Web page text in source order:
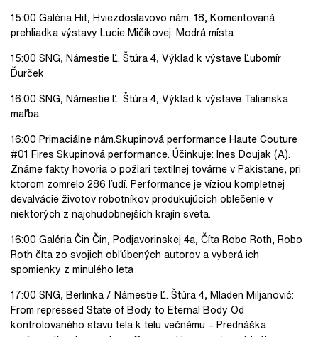
15:00 Galéria Hit, Hviezdoslavovo nám. 18, Komentovaná
prehliadka výstavy Lucie Mičíkovej: Modrá místa
15:00 SNG, Námestie Ľ. Štúra 4, Výklad k výstave Ľubomír
Ďurček
16:00 SNG, Námestie Ľ. Štúra 4, Výklad k výstave Talianska
maľba
16:00 Primaciálne nám.Skupinová performance Haute Couture
#01 Fires Skupinová performance. Účinkuje: Ines Doujak (A).
Známe fakty hovoria o požiari textilnej továrne v Pakistane, pri
ktorom zomrelo 286 ľudí. Performance je víziou kompletnej
devalvácie životov robotníkov produkujúcich oblečenie v
niektorých z najchudobnejších krajín sveta.
16:00 Galéria Čin Čin, Podjavorinskej 4a, Číta Robo Roth, Robo
Roth číta zo svojich obľúbených autorov a vyberá ich
spomienky z minulého leta
17:00 SNG, Berlinka / Námestie Ľ. Štúra 4, Mladen Miljanović:
From repressed State of Body to Eternal Body Od
kontrolovaného stavu tela k telu večnému – Prednáška